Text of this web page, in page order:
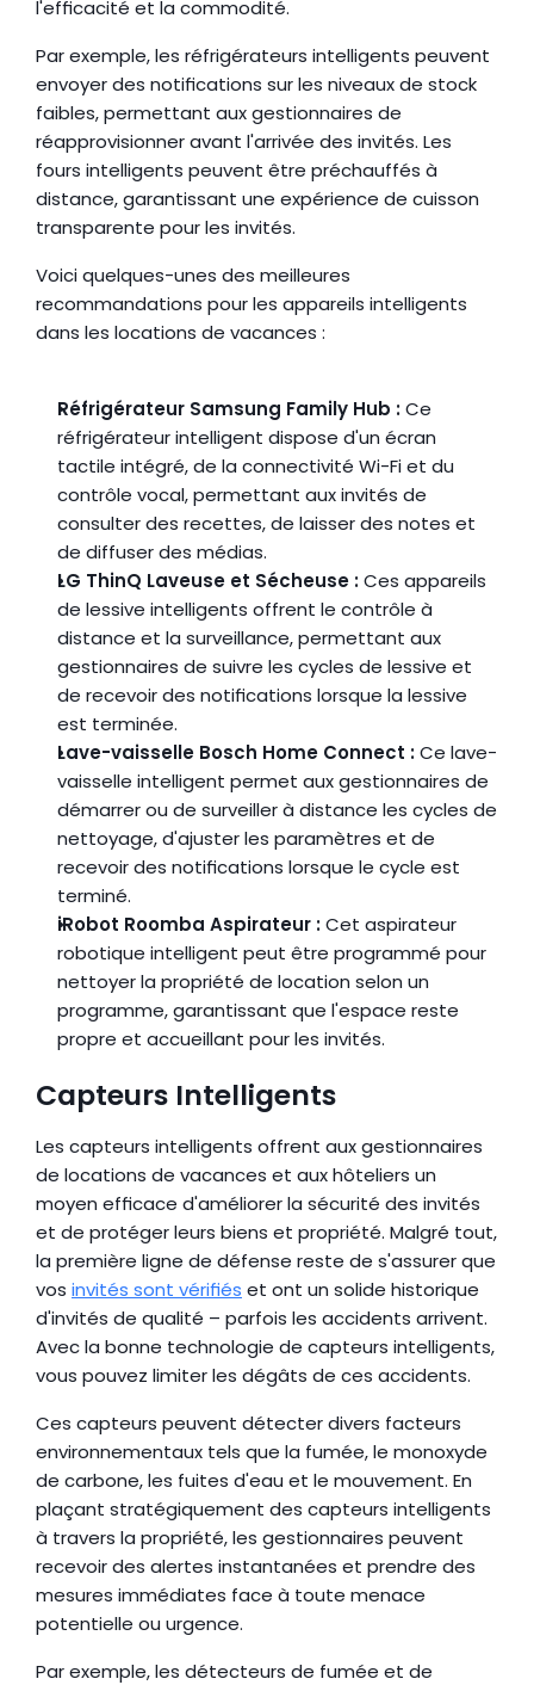
l'efficacité et la commodité.
Par exemple, les réfrigérateurs intelligents peuvent
envoyer des notifications sur les niveaux de stock
faibles, permettant aux gestionnaires de
réapprovisionner avant l'arrivée des invités. Les
fours intelligents peuvent être préchauffés à
distance, garantissant une expérience de cuisson
transparente pour les invités.
Voici quelques-unes des meilleures
recommandations pour les appareils intelligents
dans les locations de vacances :
Réfrigérateur Samsung Family Hub : Ce
réfrigérateur intelligent dispose d'un écran
tactile intégré, de la connectivité Wi-Fi et du
contrôle vocal, permettant aux invités de
consulter des recettes, de laisser des notes et
de diffuser des médias.
LG ThinQ Laveuse et Sécheuse : Ces appareils
de lessive intelligents offrent le contrôle à
distance et la surveillance, permettant aux
gestionnaires de suivre les cycles de lessive et
de recevoir des notifications lorsque la lessive
est terminée.
Lave-vaisselle Bosch Home Connect : Ce lave-
vaisselle intelligent permet aux gestionnaires de
démarrer ou de surveiller à distance les cycles de
nettoyage, d'ajuster les paramètres et de
recevoir des notifications lorsque le cycle est
terminé.
iRobot Roomba Aspirateur : Cet aspirateur
robotique intelligent peut être programmé pour
nettoyer la propriété de location selon un
programme, garantissant que l'espace reste
propre et accueillant pour les invités.
Capteurs Intelligents
Les capteurs intelligents offrent aux gestionnaires
de locations de vacances et aux hôteliers un
moyen efficace d'améliorer la sécurité des invités
et de protéger leurs biens et propriété. Malgré tout,
la première ligne de défense reste de s'assurer que
vos invités sont vérifiés et ont un solide historique
d'invités de qualité – parfois les accidents arrivent.
Avec la bonne technologie de capteurs intelligents,
vous pouvez limiter les dégâts de ces accidents.
Ces capteurs peuvent détecter divers facteurs
environnementaux tels que la fumée, le monoxyde
de carbone, les fuites d'eau et le mouvement. En
plaçant stratégiquement des capteurs intelligents
à travers la propriété, les gestionnaires peuvent
recevoir des alertes instantanées et prendre des
mesures immédiates face à toute menace
potentielle ou urgence.
Par exemple, les détecteurs de fumée et de